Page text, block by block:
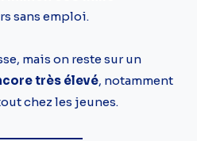
sans emploi.
mais on reste sur un
très élevé, notamment
chez les jeunes.